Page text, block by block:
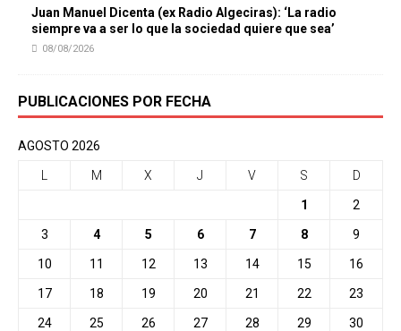
Juan Manuel Dicenta (ex Radio Algeciras): ‘La radio
siempre va a ser lo que la sociedad quiere que sea’
08/08/2026
PUBLICACIONES POR FECHA
AGOSTO 2026
M X J V S D
1 2
3 4 5 6 7 8 9
10 11 12 13 14 15 16
17 18 19 20 21 22 23
24 25 26 27 28 29 30